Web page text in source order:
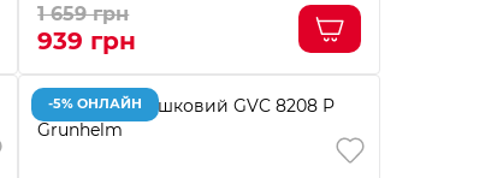
1 659 грн
939 грн
-5% ОНЛАЙН